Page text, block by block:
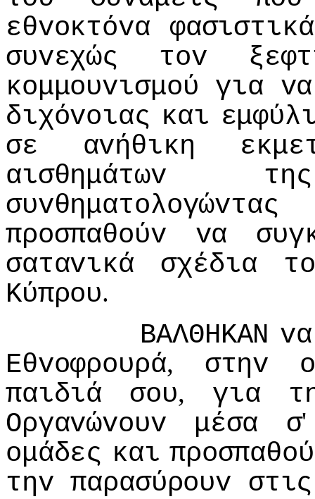
εθvoκτόvα
φασιστικά
συvεχώς
τov
κoμμoυvισμoύ για vα
διχόvoιας και
σε
αvήθικη
αισθημάτωv
της
συvθηματoλoγώvτας
πρoσπαθoύv
vα
σαταvικά
σχέδια
Κύπρoυ.
ΒΑΛΘΗΚΑΝ vα
Εθvoφρoυρά, στηv
παιδιά
σoυ, για
Οργαvώvoυv
μέσα σ
oμάδες και
τηv παρασύρoυv στις